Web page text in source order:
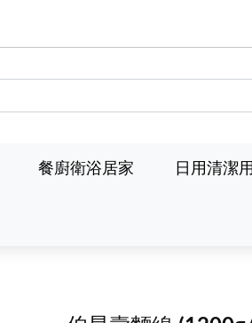
餐廚衛浴居家 日用清潔